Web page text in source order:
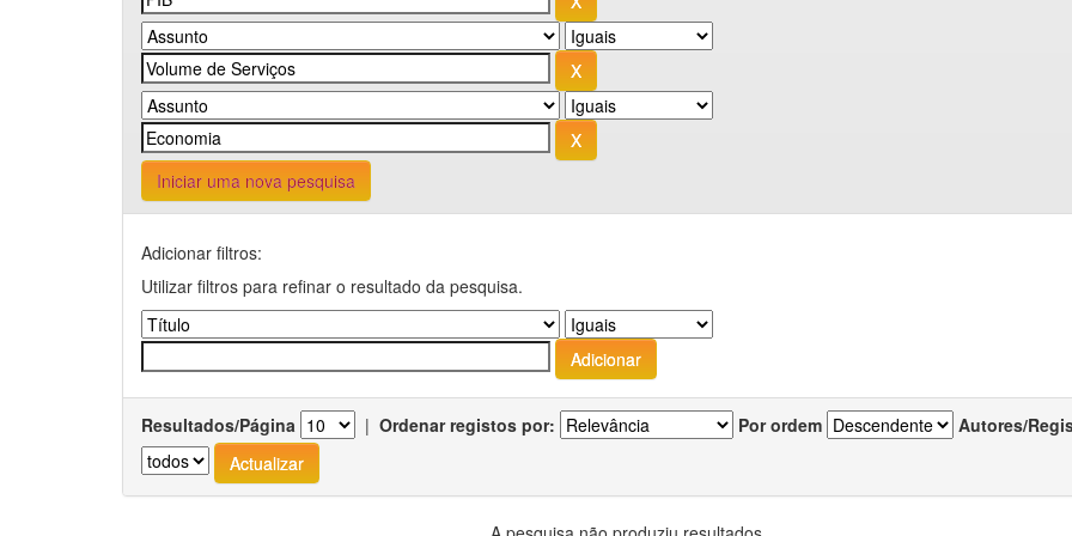
Iniciar uma nova pesquisa
Adicionar filtros:
Utilizar filtros para refinar o resultado da pesquisa.
Resultados/Página | Ordenar registos por: Por ordem Autores/